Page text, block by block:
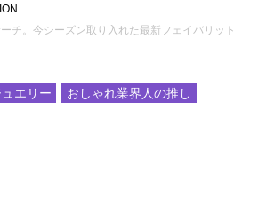
チ。今シーズン取り入れた最新フェイバリット
ュエリー
おしゃれ業界人の推し